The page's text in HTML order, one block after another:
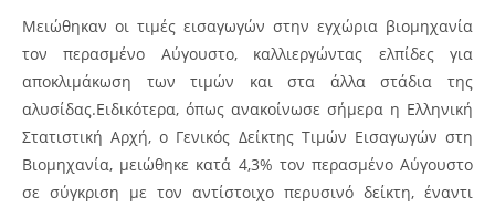
Μειώθηκαν οι τιμές εισαγωγών στην εγχώρια βιομηχανία
τον περασμένο Αύγουστο, καλλιεργώντας ελπίδες για
αποκλιμάκωση των τιμών και στα άλλα στάδια της
αλυσίδας.Ειδικότερα, όπως ανακοίνωσε σήμερα η Ελληνική
Στατιστική Αρχή, ο Γενικός Δείκτης Τιμών Εισαγωγών στη
Βιομηχανία, μειώθηκε κατά 4,3% τον περασμένο Αύγουστο
σε σύγκριση με τον αντίστοιχο περυσινό δείκτη, έναντι